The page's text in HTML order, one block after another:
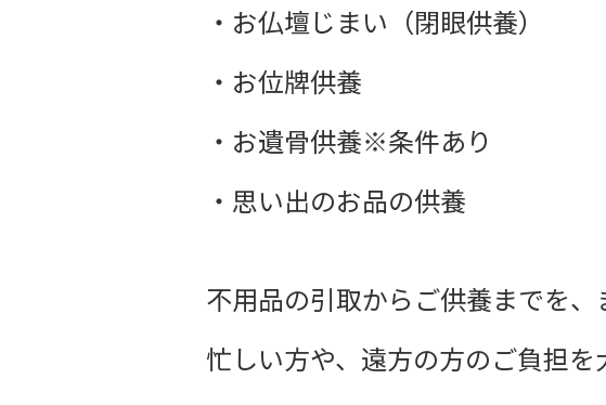
・お仏壇じまい（閉眼供養）
・お位牌供養
・お遺骨供養※条件あり
・思い出のお品の供養
不用品の引取からご供養までを
忙しい方や、遠方の方のご負担